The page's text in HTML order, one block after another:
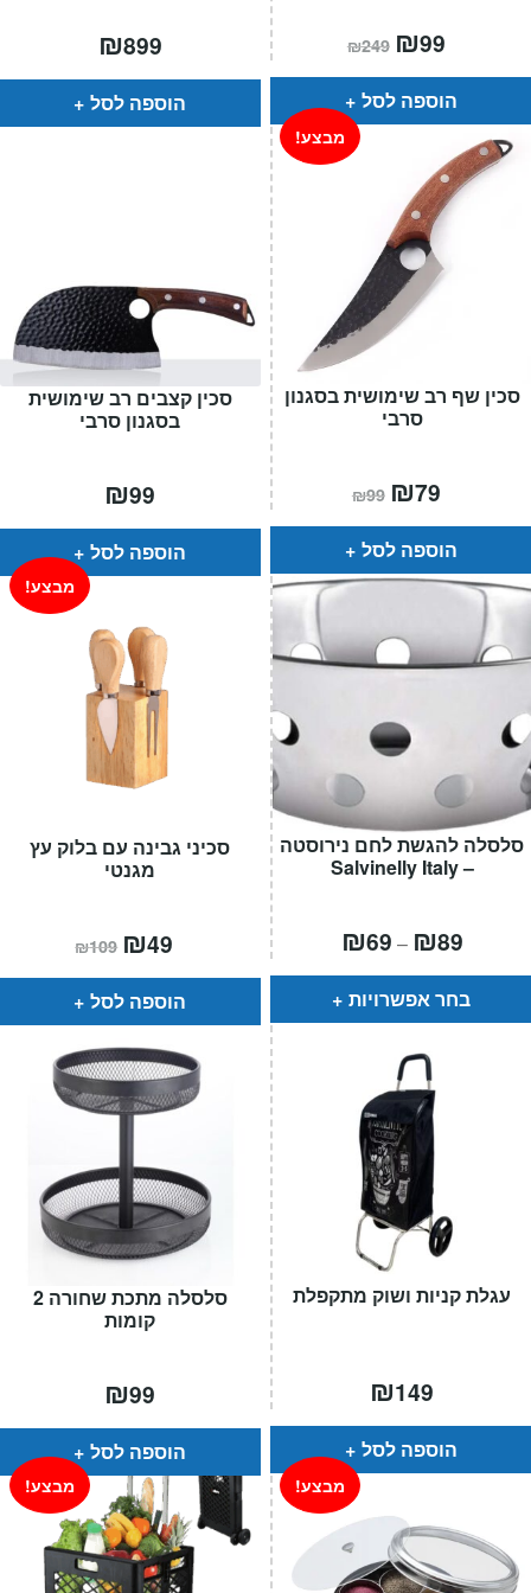
₪899
הוספה לסל
₪249 המחיר
המקורי
היה:
₪249.
₪99
הוא:
הוספה לסל
סכין קצבים רב שימושית
בסגנון סרבי
₪99
הוספה לסל
סכין שף רב שימושית בסגנון
סרבי
מבצע!
₪99 המחיר
המקורי
היה:
₪99.
₪79
הוא:
הוספה לסל
סכיני גבינה עם בלוק עץ
מגנטי
מבצע!
₪109 המחיר
המקורי
היה:
₪109.
₪49
הוא:
הוספה לסל
סלסלה להגשת לחם נירוסטה
– Salvinelly Italy
₪69 – ₪89טווח
מחירים:
⁦₪69⁩
עד
בחר אפשרויות
סלסלה מתכת שחורה 2
קומות
₪99
הוספה לסל
עגלת קניות ושוק מתקפלת
₪149
הוספה לסל
מבצע! מבצע!